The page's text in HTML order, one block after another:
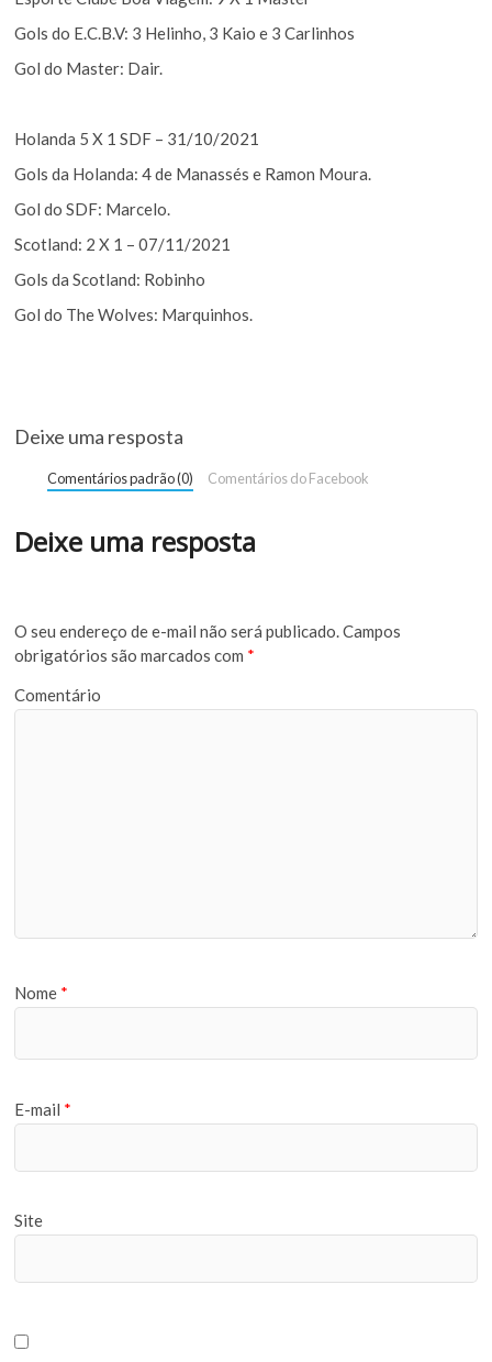
Gols do E.C.B.V: 3 Helinho, 3 Kaio e 3 Carlinhos
Gol do Master: Dair.
Holanda 5 X 1 SDF – 31/10/2021
Gols da Holanda: 4 de Manassés e Ramon Moura.
Gol do SDF: Marcelo.
Scotland: 2 X 1 – 07/11/2021
Gols da Scotland: Robinho
Gol do The Wolves: Marquinhos.
Deixe uma resposta
Comentários padrão (0) Comentários do Facebook
Deixe uma resposta
O seu endereço de e-mail não será publicado.Campos
obrigatórios são marcados com *
Comentário
Nome *
E-mail *
Site